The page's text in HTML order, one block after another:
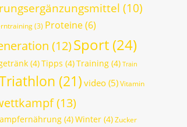
(10)
(3) Proteine(6)
(12)Sport (24)
(4)Tipps (4)Training (4) Train
(21) video (5)Vitamin
(13)
(4)Winter (4)Zucker